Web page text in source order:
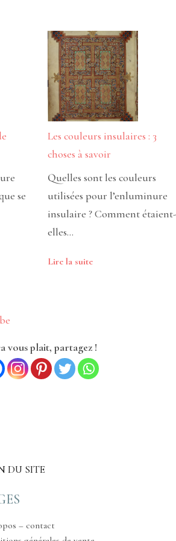
se
Les couleurs insulaires : 3
choses à savoir
Quelles sont les couleurs
utilisées pour l’enluminure
insulaire ? Comment
elles…
Lire la suite
vous plait, partagez !
DU SITE
– contact